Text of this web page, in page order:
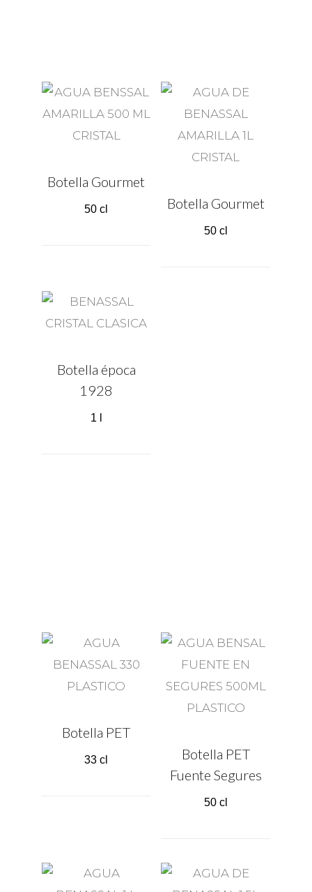
Botella Gourmet
50 cl Botella Gourmet
50 cl
Botella época
1928
1 l
Botella PET
33 cl
Botella PET
Fuente Segures
50 cl